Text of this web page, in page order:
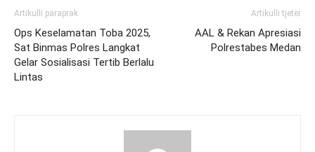
Artikulli paraprak
Ops Keselamatan Toba 2025,
Sat Binmas Polres Langkat
Gelar Sosialisasi Tertib Berlalu
Lintas
Artikulli tjetër
AAL & Rekan Apresiasi
Polrestabes Medan